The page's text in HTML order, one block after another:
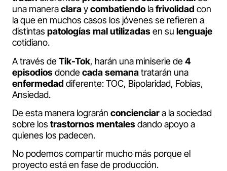
una maneraclaraycombatiendo lafrivolidad con
la que en muchos casos los jóvenes se refieren a
distintas patologíasmalutilizadasen su lenguaje
cotidiano.
A través deTik-Tok, harán una miniserie de4
episodiosdondecadasemanatratarán una
enfermedad diferente: TOC, Bipolaridad, Fobias,
Ansiedad.
De esta manera lograrán concienciara la sociedad
sobre los trastornosmentalesdando apoyo a
quienes los padecen.
No podemos compartir mucho más porque el
proyecto está en fase de producción.